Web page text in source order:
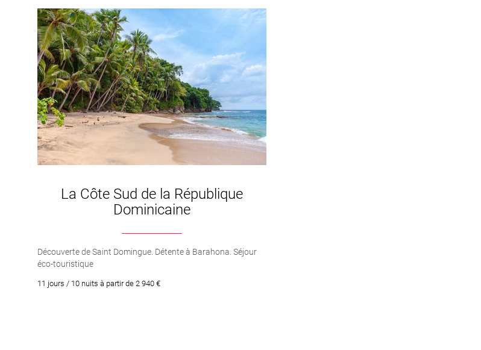
La Côte Sud de la République
Dominicaine
Découverte de Saint Domingue. Détente à Barahona. Séjour
éco-touristique
11 jours / 10 nuits à partir de 2 940 €